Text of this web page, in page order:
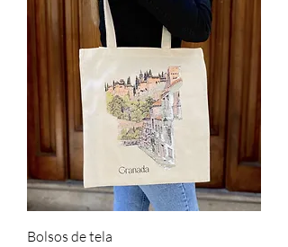
Bolsos de tela